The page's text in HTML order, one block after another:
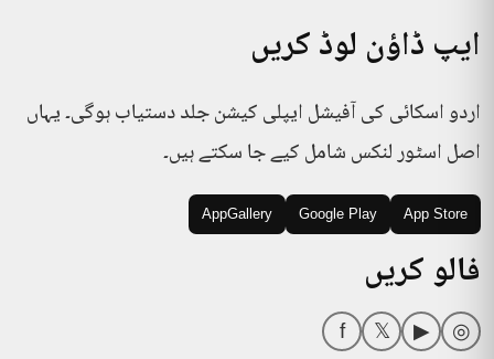
ایپ ڈاؤن لوڈ کریں
اردو اسکائی کی آفیشل ایپلی کیشن جلد دستیاب ہوگی۔ یہاں
اصل اسٹور لنکس شامل کیے جا سکتے ہیں۔
App Store
Google Play
AppGallery
فالو کریں
◎
▶
𝕏
f